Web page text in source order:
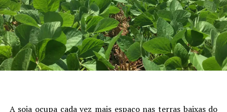
“Mesmo com a correção observada na Bolsa de Chicago
no fim do mês, os preços em Mato Grosso do Sul
permaneceram mais sustentados. Isso mostra que
fatores como o câmbio, a demanda física e as condições
logísticas exerceram papel importante na formação das
cotações estaduais, reduzindo o impacto das oscilações
A soja ocupa cada vez mais espaço nas terras baixas do